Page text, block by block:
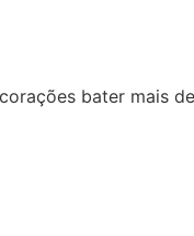
bater mais